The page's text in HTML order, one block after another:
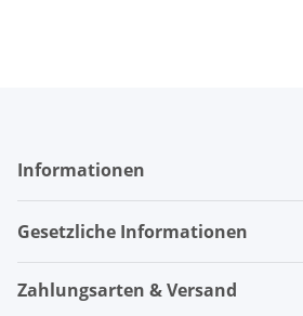
Informationen
Gesetzliche Informationen
Zahlungsarten & Versand